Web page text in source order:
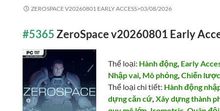
ZEROSPACE V20260801 EARLY ACCESS>03/08/2026
#5365ZeroSpace v20260801 Early
Thể loại: Hành động, Early
Nhập vai, Mô phỏng,Chiến
Thể loại chi tiết: Hành động
dựng căn cứ,Xây dựng thành